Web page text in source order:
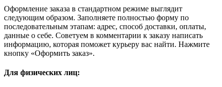
Оформление заказа в стандартном режиме выглядит
следующим образом. Заполняете полностью форму по
последовательным этапам: адрес, способ доставки, оплаты,
данные о себе. Советуем в комментарии к заказу написать
информацию, которая поможет курьеру вас найти. Нажмите
кнопку «Оформить заказ».
Для физических лиц: